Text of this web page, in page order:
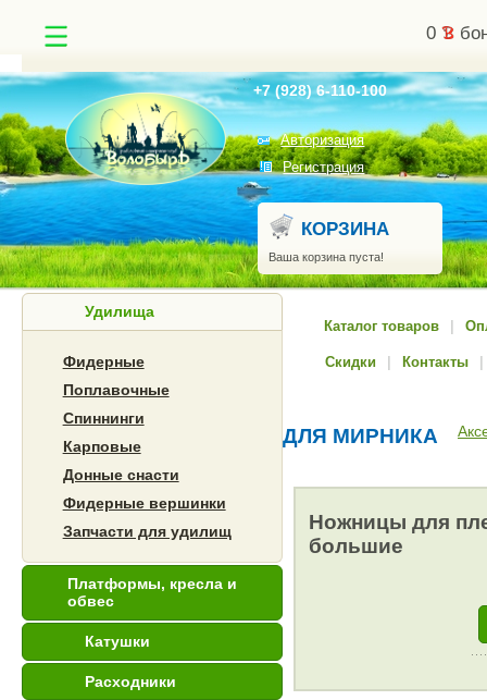
0
Авторизация
Регистрация
+7 (928) 6-110-100
КОРЗИНА
Ваша корзина пуста!
Удилища
Фидерные
Поплавочные
Спиннинги
Карповые
Донные снасти
Фидерные вершинки
Запчасти для удилищ
Платформы, кресла и
обвес
Катушки
Расходники
Каталог товаров
Скидки Контакты
ДЛЯ МИРНИКА
Ножницы для
большие